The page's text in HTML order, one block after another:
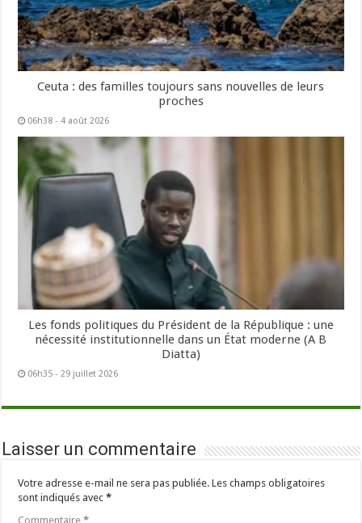
Ceuta : des familles toujours sans nouvelles de leurs
proches
06h38 - 4 août 2026
Les fonds politiques du Président de la République : une
nécessité institutionnelle dans un État moderne (A B
Diatta)
06h35 - 29 juillet 2026
Laisser un commentaire
Votre adresse e-mail ne sera pas publiée. Les champs obligatoires
sont indiqués avec*
Commentaire*